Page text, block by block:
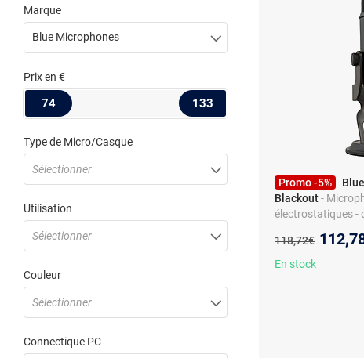
Marque
Blue Microphones
Prixen €
74 133
Type de Micro/Casque
Sélectionner
Utilisation
Sélectionner
Couleur
Sélectionner
Connectique PC
Promo -5%
Blackout-
électrostatiques -
streaming,
PC et MAC
Ancien prix :
118,72€
En stock